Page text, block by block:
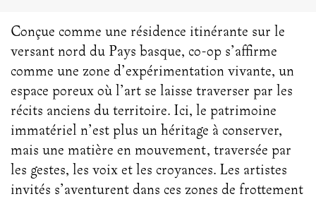
Conçue comme une résidence itinérante sur le
versant nord du Pays basque, co-op s’affirme
comme une zone d’expérimentation vivante, un
espace poreux où l’art se laisse traverser par les
récits anciens du territoire. Ici, le patrimoine
immatériel n’est plus un héritage à conserver,
mais une matière en mouvement, traversée par
les gestes, les voix et les croyances. Les artistes
invités s’aventurent dans ces zones de frottement